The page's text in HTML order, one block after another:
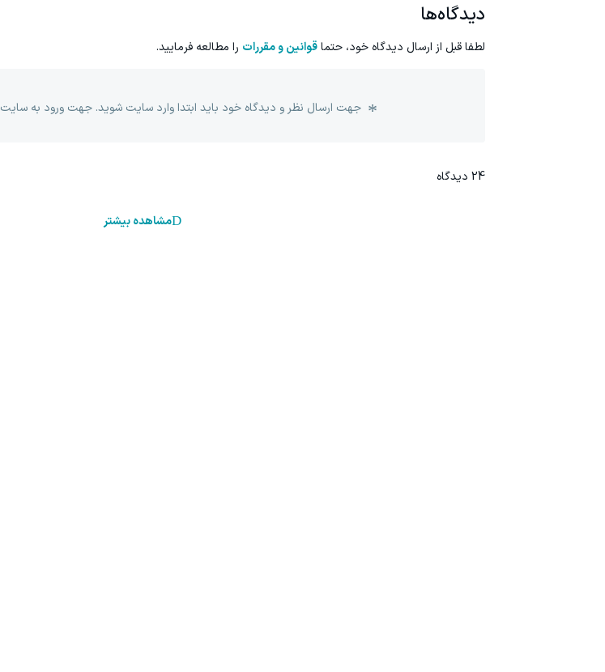
دیدگاه‌ها
لطفا قبل از ارسال دیدگاه خود، حتماقوانین و مقررات را مطالعه فرمایید.
جهت ارسال نظر و دیدگاه خود باید ابتدا وارد سایت شوید. جهت ورود به سایت
24 دیدگاه
مشاهده بیشتر